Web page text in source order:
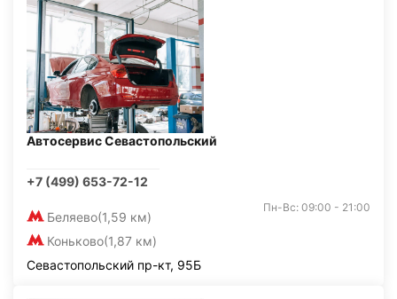
Автосервис Севастопольский
+7 (499) 653-72-12
Беляево(1,59 км)
Коньково(1,87 км)
Пн-Вс: 09:00 - 21:00
Севастопольский пр-кт, 95Б